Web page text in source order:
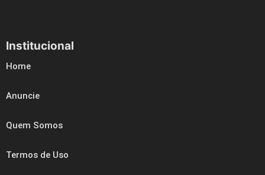
Institucional
Home
Anuncie
Quem Somos
Termos de Uso